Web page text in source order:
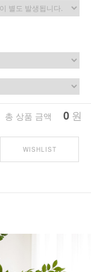
총 상품 금액 0 원
WISHLIST